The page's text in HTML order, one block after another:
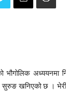
अध्ययनमा
सुरुङ खनिएको छ ।